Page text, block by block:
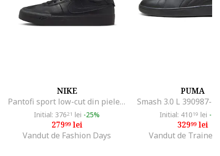
NIKE
Pantofi sport low-cut din piele ecologica Court, Negru
Initial: 37621 lei -25%
27999lei
Vandut de Fashion Days
PUMA
Smash 3.0 L 390987-
Initial: 41019 lei -
32999lei
Vandut de